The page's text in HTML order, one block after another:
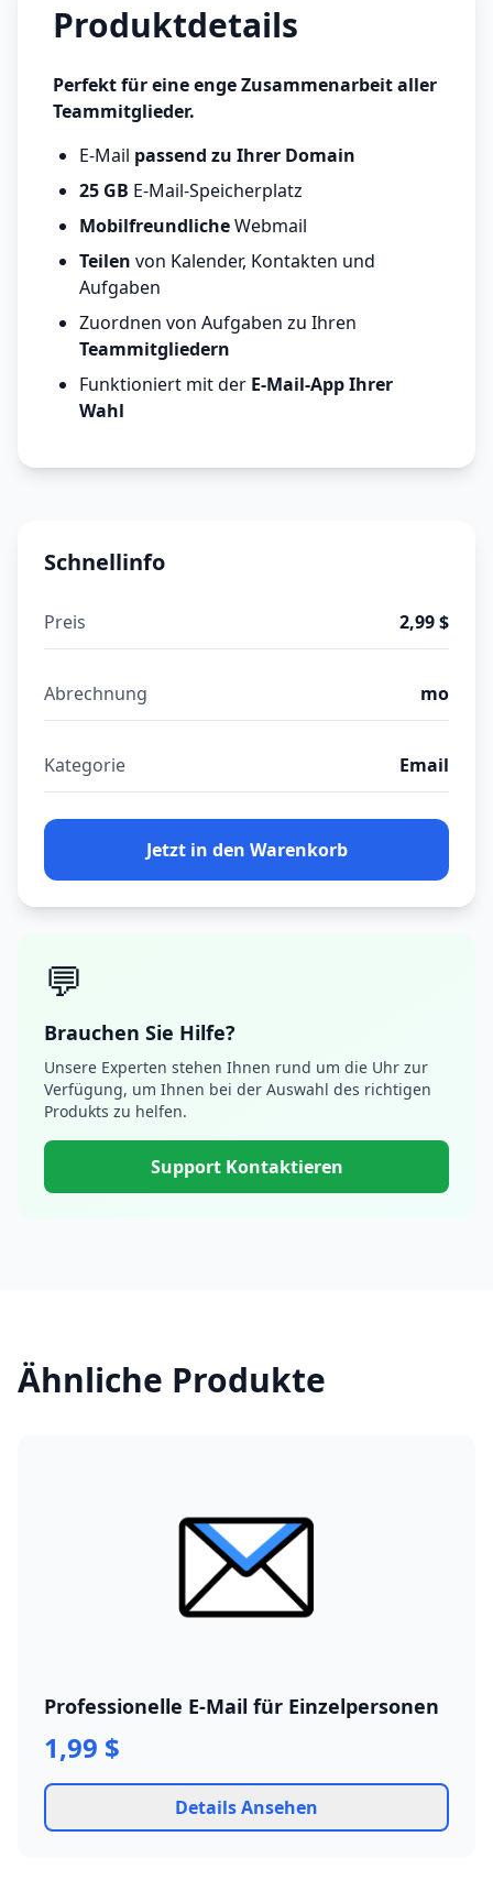
Produktdetails
Perfekt für eine enge Zusammenarbeit aller
Teammitglieder.
E-Mail passend zu Ihrer Domain
25 GB E-Mail-Speicherplatz
MobilfreundlicheWebmail
Teilen von Kalender, Kontakten und
Aufgaben
Zuordnen von Aufgaben zu Ihren
Teammitgliedern
Funktioniert mit der E-Mail-App Ihrer
Wahl
Schnellinfo
Preis 2,99 $
Abrechnung mo
Kategorie Email
Jetzt in den Warenkorb
💬
Brauchen Sie Hilfe?
Unsere Experten stehen Ihnen rund um die Uhr zur
Verfügung, um Ihnen bei der Auswahl des richtigen
Produkts zu helfen.
Support Kontaktieren
Ähnliche Produkte
Professionelle E-Mail für Einzelpersonen
1,99 $
Details Ansehen